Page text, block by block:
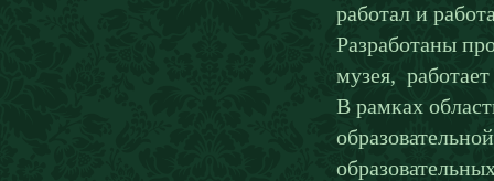
работал и
Разработаны
музея,
В рамках